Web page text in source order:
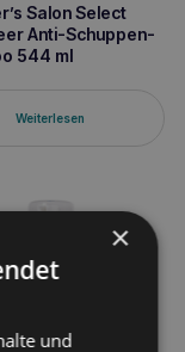
Salon Select
Anti-Schuppen-
544 ml
Weiterlesen
×
und